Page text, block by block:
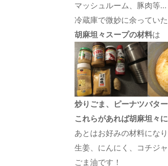
マッシュルーム、豚肉等…
冷蔵庫で微妙に余ってい
胡麻坦々スープの材料は
炒りごま、ピーナツバタ
これらがあれば胡麻坦々
あとはお好みの材料にな
生姜、にんにく、コチジ
ごま油です！